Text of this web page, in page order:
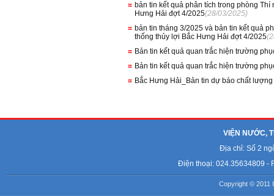
bản tin kết quả phân tích trong phòng
Hưng Hải đợt 4/2025(28/03/2025)
bản tin tháng 3/2025 và bản tin kết quả
thống thủy lợi Bắc Hưng Hải đợt 4/2025
Bản tin kết quả quan trắc hiện trường
Bản tin kết quả quan trắc hiện trường
Bắc Hưng Hải_Bản tin dự báo chất
VIỆN NƯỚC,
Địa chỉ: Số 2
Điện thoại: 024.35634809 -
Copyright © 2011